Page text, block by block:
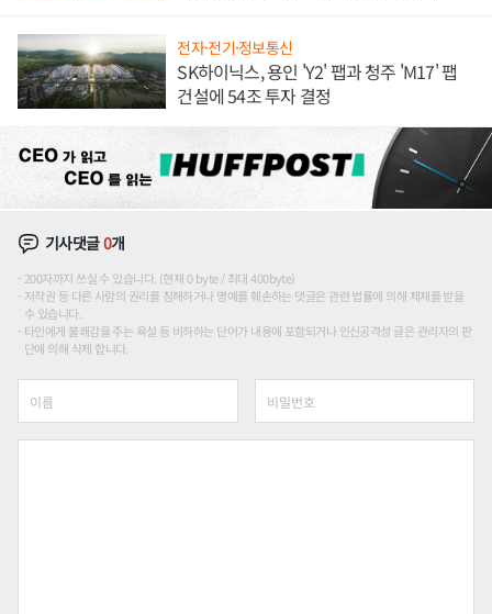
전자·전기·정보통신
SK하이닉스, 용인 'Y2' 팹과 청주 'M17' 팹
건설에 54조 투자 결정
기사댓글0개
200자까지 쓰실 수 있습니다. (현재 0 byte / 최대 400byte)
저작권 등 다른 사람의 권리를 침해하거나 명예를 훼손하는 댓글은 관련 법률에 의해 제재를 받을
수 있습니다.
타인에게 불쾌감을 주는 욕설 등 비하하는 단어가 내용에 포함되거나 인신공격성 글은 관리자의 판
단에 의해 삭제 합니다.